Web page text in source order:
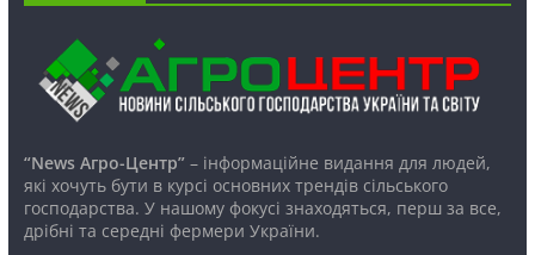
“News Агро-Центр”– інформаційне видання для людей,
які хочуть бути в курсі основних трендів сільського
господарства. У нашому фокусі знаходяться, перш за все,
дрібні та середні фермери України.